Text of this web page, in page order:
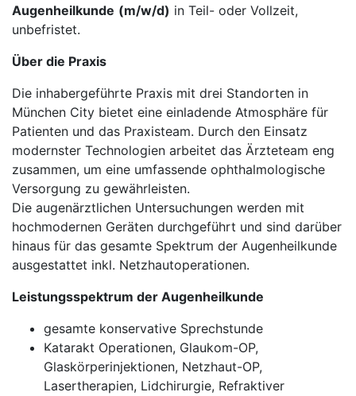
Augenheilkunde (m/w/d) in Teil- oder Vollzeit,
unbefristet.
Über die Praxis
Die inhabergeführte Praxis mit drei Standorten in
München City bietet eine einladende Atmosphäre für
Patienten und das Praxisteam. Durch den Einsatz
modernster Technologien arbeitet das Ärzteteam eng
zusammen, um eine umfassende ophthalmologische
Versorgung zu gewährleisten.
Die augenärztlichen Untersuchungen werden mit
hochmodernen Geräten durchgeführt und sind darüber
hinaus für das gesamte Spektrum der Augenheilkunde
ausgestattet inkl. Netzhautoperationen.
Leistungsspektrum der Augenheilkunde
gesamte konservative Sprechstunde
Katarakt Operationen, Glaukom-OP,
Glaskörperinjektionen, Netzhaut-OP,
Lasertherapien, Lidchirurgie, Refraktiver